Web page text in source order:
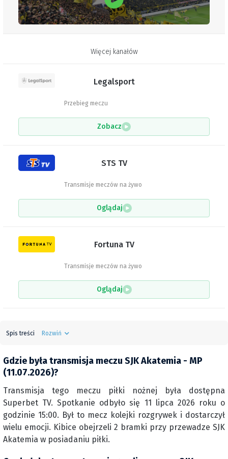
Więcej kanałów
Legalsport
Przebieg meczu
Zobacz
STS TV
Transmisje meczów na żywo
Oglądaj
Fortuna TV
Transmisje meczów na żywo
Oglądaj
Spis treści Rozwiń
Gdzie była transmisja meczu SJK Akatemia - MP
(11.07.2026)?
Transmisja tego meczu piłki nożnej była dostępna
Superbet TV. Spotkanie odbyło się 11 lipca 2026 roku o
godzinie 15:00. Był to mecz kolejki rozgrywek i dostarczył
wielu emocji. Kibice obejrzeli 2 bramki przy przewadze SJK
Akatemia w posiadaniu piłki.